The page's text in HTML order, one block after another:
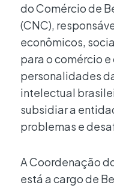
do Comércio de
(CNC),
econômicos,
para o comércio
personalidades
intelectual
subsidiar a
problemas e
A Coordenação
está a cargo de